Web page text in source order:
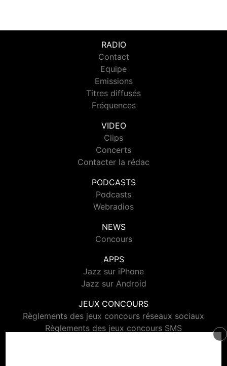
RADIO
Contact
Equipe
Emissions
Titres diffusés
Fréquences
VIDEO
Clips
Concerts
Contacter la rédac
PODCASTS
Podcasts
Webradios
NEWS
Concours
APPS
Jazz sur iPhone
Jazz sur Android
JEUX CONCOURS
Règlements des jeux concours réseaux sociaux
Règlements des jeux concours SMS